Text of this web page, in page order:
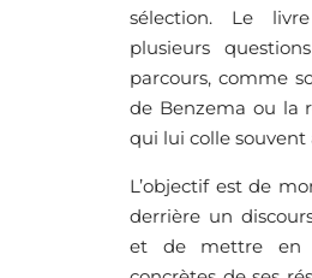
sélection. Le
plusieurs
parcours, comme
de Benzema ou la
qui lui colle souvent
L’objectif est de
derrière un
et de mettre en